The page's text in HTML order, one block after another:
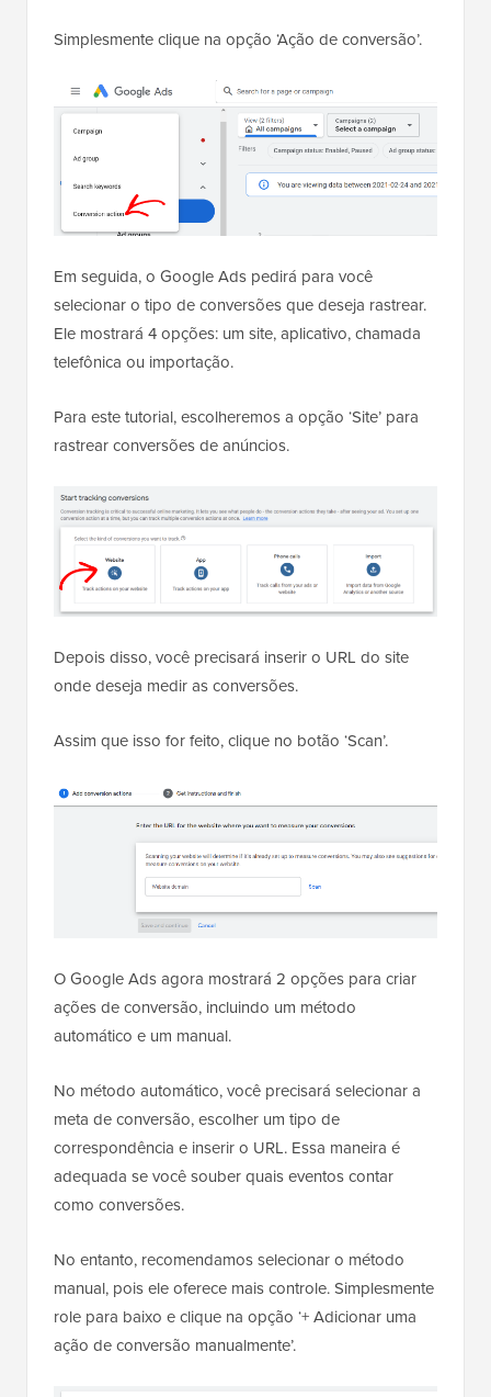
Simplesmente clique na opção ‘Ação de conversão’.
Em seguida, o Google Ads pedirá para você
selecionar o tipo de conversões que deseja rastrear.
Ele mostrará 4 opções: um site, aplicativo, chamada
telefônica ou importação.
Para este tutorial, escolheremos a opção ‘Site’ para
rastrear conversões de anúncios.
Depois disso, você precisará inserir o URL do site
onde deseja medir as conversões.
Assim que isso for feito, clique no botão ‘Scan’.
O Google Ads agora mostrará 2 opções para criar
ações de conversão, incluindo um método
automático e um manual.
No método automático, você precisará selecionar a
meta de conversão, escolher um tipo de
correspondência e inserir o URL. Essa maneira é
adequada se você souber quais eventos contar
como conversões.
No entanto, recomendamos selecionar o método
manual, pois ele oferece mais controle. Simplesmente
role para baixo e clique na opção ‘+ Adicionar uma
ação de conversão manualmente’.